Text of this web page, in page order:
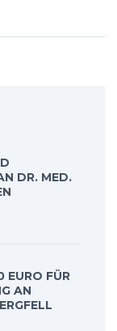
DR. MED.
EURO FÜR
AN